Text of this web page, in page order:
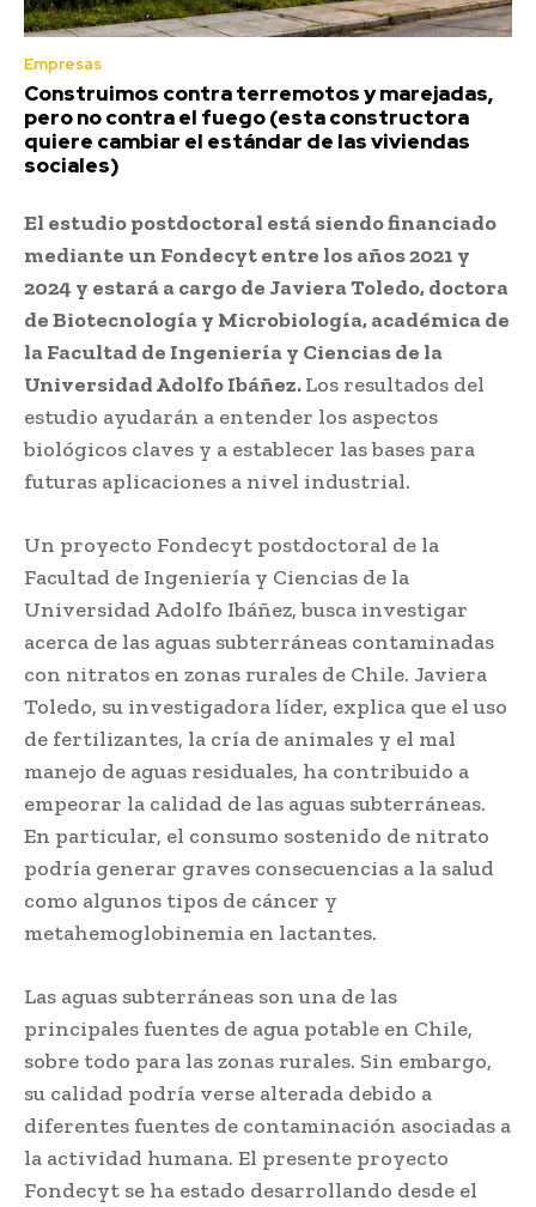
Empresas
Construimos contra terremotos y marejadas,
pero no contra el fuego (esta constructora
quiere cambiar el estándar de las viviendas
sociales)
El estudio postdoctoral está siendo financiado
mediante un Fondecyt entre los años 2021 y
2024 y estará a cargo de Javiera Toledo, doctora
de Biotecnología y Microbiología, académica de
la Facultad de Ingeniería y Ciencias de la
Universidad Adolfo Ibáñez.Los resultados del
estudio ayudarán a entender los aspectos
biológicos claves y a establecer las bases para
futuras aplicaciones a nivel industrial.
Un proyecto Fondecyt postdoctoral de la
Facultad de Ingeniería y Ciencias de la
Universidad Adolfo Ibáñez, busca investigar
acerca de las aguas subterráneas contaminadas
con nitratos en zonas rurales de Chile. Javiera
Toledo, su investigadora líder, explica que el uso
de fertilizantes, la cría de animales y el mal
manejo de aguas residuales, ha contribuido a
empeorar la calidad de las aguas subterráneas.
En particular, el consumo sostenido de nitrato
podría generar graves consecuencias a la salud
como algunos tipos de cáncer y
metahemoglobinemia en lactantes.
Las aguas subterráneas son una de las
principales fuentes de agua potable en Chile,
sobre todo para las zonas rurales. Sin embargo,
su calidad podría verse alterada debido a
diferentes fuentes de contaminación asociadas a
la actividad humana. El presente proyecto
Fondecyt se ha estado desarrollando desde el